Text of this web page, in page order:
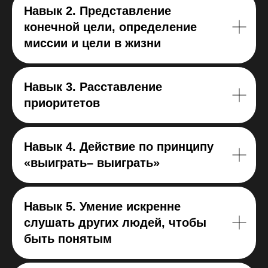
Навык 2. Представление
конечной цели, определение
миссии и цели в жизни
Навык 3. Расставление
приоритетов
Навык 4. Действие по принципу
«выиграть– выиграть»
Навык 5. Умение искренне
слушать других людей, чтобы
быть понятым